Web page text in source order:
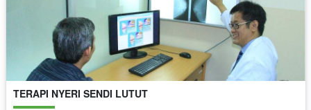
TERAPI NYERI SENDI LUTUT